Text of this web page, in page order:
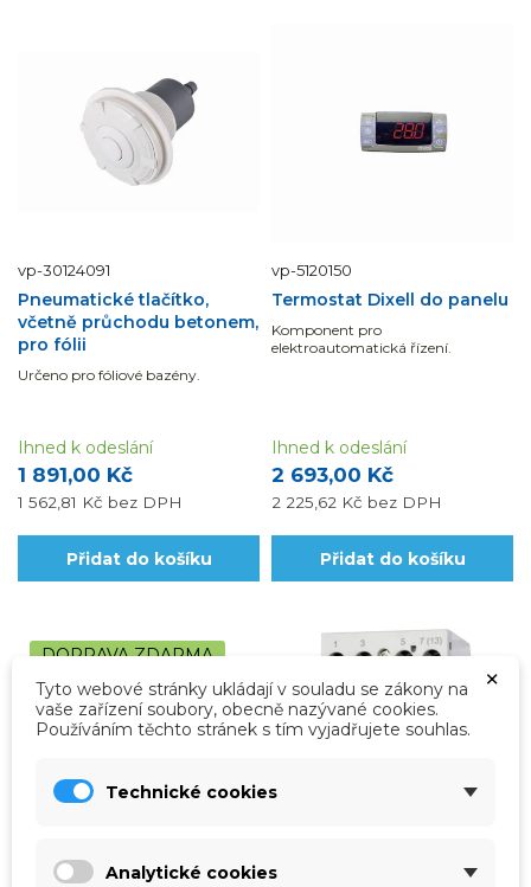
vp-30124091
Pneumatické tlačítko,
včetně průchodu betonem,
pro fólii
Určeno pro fóliové bazény.
1 891,00 Kč
1 562,81 Kč bez DPH
Ihned k odeslání
Přidat do košíku
vp-5120150
Termostat Dixell do panelu
Komponent pro
elektroautomatická řízení.
2 693,00 Kč
2 225,62 Kč bez DPH
Ihned k odeslání
Přidat do košíku
DOPRAVA ZDARMA
×
Tyto webové stránky ukládají v souladu se zákony na
vaše zařízení soubory, obecně nazývané cookies.
Používáním těchto stránek s tím vyjadřujete souhlas.
Technické cookies
Analytické cookies